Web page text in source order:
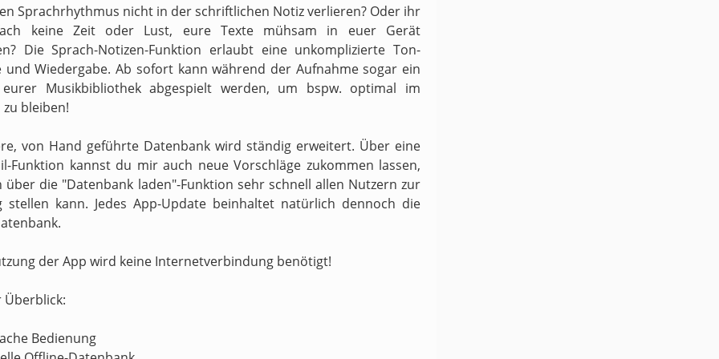
Sprachrhythmus nicht in der schriftlichen Notiz verlieren? Oder ihr
keine Zeit oder Lust, eure Texte mühsam in euer Gerät
Die Sprach-Notizen-Funktion erlaubt eine unkomplizierte Ton-
und Wiedergabe. Ab sofort kann während der Aufnahme sogar ein
Musikbibliothek abgespielt werden, um bspw. optimal im
bleiben!
von Hand geführte Datenbank wird ständig erweitert. Über eine
Funktion kannst du mir auch neue Vorschläge zukommen lassen,
über die "Datenbank laden"-Funktion sehr schnell allen Nutzern zur
stellen kann. Jedes App-Update beinhaltet natürlich dennoch die
der App wird keine Internetverbindung benötigt!
Überblick:
Bedienung